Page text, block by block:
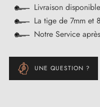
Livraison
La tige de 7mm et
Notre Service
UNE QUESTION ?